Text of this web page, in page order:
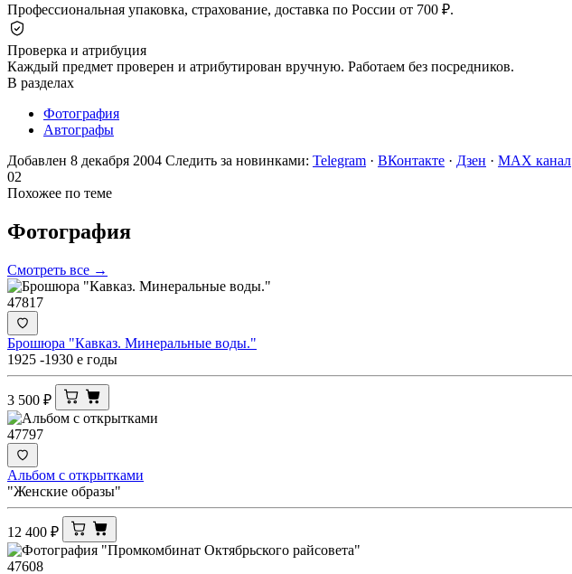
Профессиональная упаковка, страхование, доставка по России от 700 ₽.
Проверка и атрибуция
Каждый предмет проверен и атрибутирован вручную. Работаем без посредников.
В разделах
Фотография
Автографы
Добавлен 8 декабря 2004 Следить за новинками: Telegram · ВКонтакте · Дзен · MAX канал
02
Похожее по теме
Фотография
Смотреть все →
47817
Брошюра "Кавказ. Минеральные воды."
1925 -1930 е годы
3 500 ₽
47797
Альбом с открытками
"Женские образы"
12 400 ₽
47608